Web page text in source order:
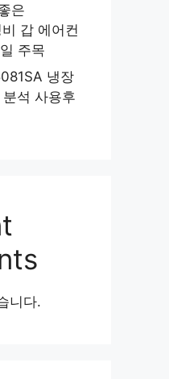
은
갑 에어컨
주목
냉장
석 사용후
니다.